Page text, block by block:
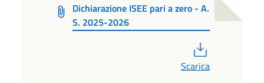
Dichiarazione ISEE pari a zero - A.
S. 2025-2026
Scarica